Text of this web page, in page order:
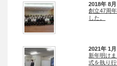
2018年 8月
創立47周
した。
2021年 1月
新年明け
式を執り行